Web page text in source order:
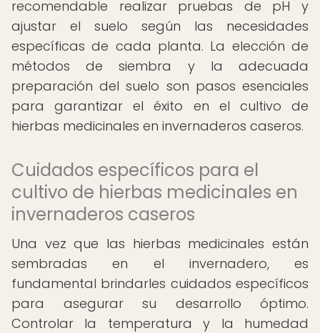
recomendable realizar pruebas de pH y
ajustar el suelo según las necesidades
específicas de cada planta. La elección de
métodos de siembra y la adecuada
preparación del suelo son pasos esenciales
para garantizar el éxito en el cultivo de
hierbas medicinales en invernaderos caseros.
Cuidados específicos para el
cultivo de hierbas medicinales en
invernaderos caseros
Una vez que las hierbas medicinales están
sembradas en el invernadero, es
fundamental brindarles cuidados específicos
para asegurar su desarrollo óptimo.
Controlar la temperatura y la humedad